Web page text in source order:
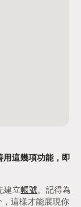
這幾項功能，即
建立帳號。記得為
這樣才能展現你